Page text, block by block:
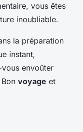
vous êtes
inoubliable.
la préparation
instant,
envoûter
voyage et